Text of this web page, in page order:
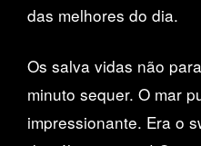
das melhores do dia.
Os salva vidas não
minuto sequer. O mar
impressionante. Era o